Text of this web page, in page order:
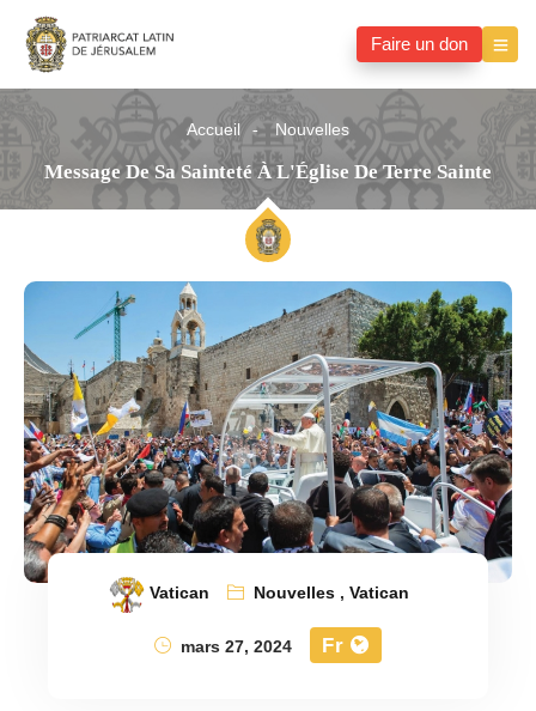
Faire un don
Accueil Nouvelles
Message De Sa Sainteté À L'Église De Terre Sainte
Vatican Nouvelles,Vatican
mars 27, 2024
Fr